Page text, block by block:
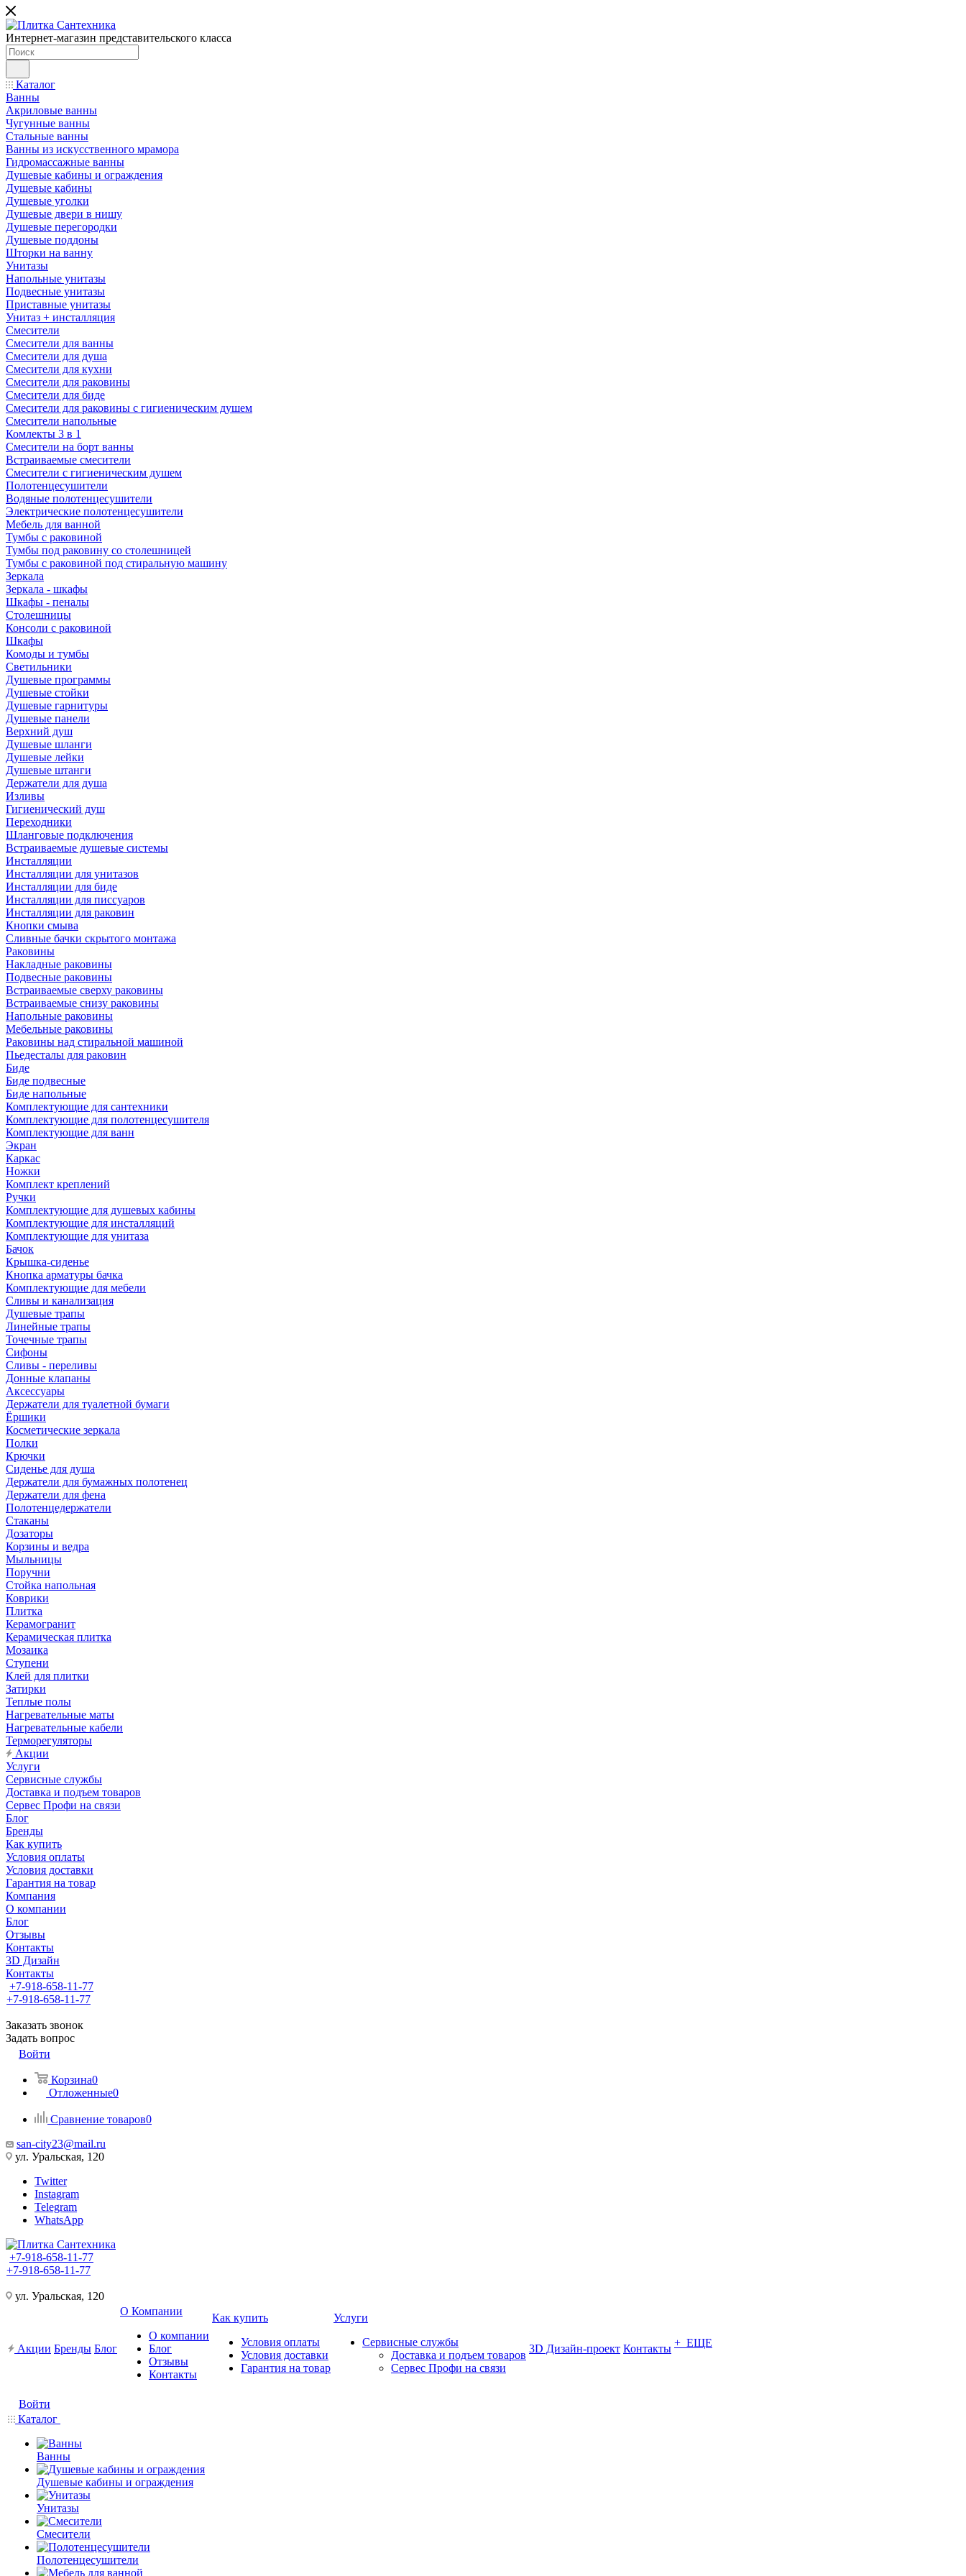
Интернет-магазин представительского класса
Каталог
Ванны
Акриловые ванны
Чугунные ванны
Стальные ванны
Ванны из искусственного мрамора
Гидромассажные ванны
Душевые кабины и ограждения
Душевые кабины
Душевые уголки
Душевые двери в нишу
Душевые перегородки
Душевые поддоны
Шторки на ванну
Унитазы
Напольные унитазы
Подвесные унитазы
Приставные унитазы
Унитаз + инсталляция
Смесители
Смесители для ванны
Смесители для душа
Смесители для кухни
Смесители для раковины
Смесители для биде
Смесители для раковины с гигиеническим душем
Смесители напольные
Комлекты 3 в 1
Смесители на борт ванны
Встраиваемые смесители
Смесители с гигиеническим душем
Полотенцесушители
Водяные полотенцесушители
Электрические полотенцесушители
Мебель для ванной
Тумбы с раковиной
Тумбы под раковину со столешницей
Тумбы с раковиной под стиральную машину
Зеркала
Зеркала - шкафы
Шкафы - пеналы
Столешницы
Консоли с раковиной
Шкафы
Комоды и тумбы
Светильники
Душевые программы
Душевые стойки
Душевые гарнитуры
Душевые панели
Верхний душ
Душевые шланги
Душевые лейки
Душевые штанги
Держатели для душа
Изливы
Гигиенический душ
Переходники
Шланговые подключения
Встраиваемые душевые системы
Инсталляции
Инсталляции для унитазов
Инсталляции для биде
Инсталляции для писсуаров
Инсталляции для раковин
Кнопки смыва
Сливные бачки скрытого монтажа
Раковины
Накладные раковины
Подвесные раковины
Встраиваемые сверху раковины
Встраиваемые снизу раковины
Напольные раковины
Мебельные раковины
Раковины над стиральной машиной
Пьедесталы для раковин
Биде
Биде подвесные
Биде напольные
Комплектующие для сантехники
Комплектующие для полотенцесушителя
Комплектующие для ванн
Экран
Каркас
Ножки
Комплект креплений
Ручки
Комплектующие для душевых кабины
Комплектующие для инсталляций
Комплектующие для унитаза
Бачок
Крышка-сиденье
Кнопка арматуры бачка
Комплектующие для мебели
Сливы и канализация
Душевые трапы
Линейные трапы
Точечные трапы
Сифоны
Сливы - переливы
Донные клапаны
Аксессуары
Держатели для туалетной бумаги
Ёршики
Косметические зеркала
Полки
Крючки
Сиденье для душа
Держатели для бумажных полотенец
Держатели для фена
Полотенцедержатели
Стаканы
Дозаторы
Корзины и ведра
Мыльницы
Поручни
Стойка напольная
Коврики
Плитка
Керамогранит
Керамическая плитка
Мозаика
Ступени
Клей для плитки
Затирки
Теплые полы
Нагревательные маты
Нагревательные кабели
Терморегуляторы
Акции
Услуги
Сервисные службы
Доставка и подъем товаров
Сервес Профи на связи
Блог
Бренды
Как купить
Условия оплаты
Условия доставки
Гарантия на товар
Компания
О компании
Блог
Отзывы
Контакты
3D Дизайн
Контакты
+7-918-658-11-77
+7-918-658-11-77
Заказать звонок
Задать вопрос
Войти
Корзина0
Отложенные0
Сравнение товаров0
san-city23@mail.ru
ул. Уральская, 120
Twitter
Instagram
Telegram
WhatsApp
+7-918-658-11-77
+7-918-658-11-77
ул. Уральская, 120
Акции Бренды Блог
О Компании
О компании
Блог
Отзывы
Контакты
Как купить
Условия оплаты
Условия доставки
Гарантия на товар
Услуги
Сервисные службы
Доставка и подъем товаров
Сервес Профи на связи
3D Дизайн-проект Контакты + ЕЩЕ
Войти
Каталог
Ванны
Душевые кабины и ограждения
Унитазы
Смесители
Полотенцесушители